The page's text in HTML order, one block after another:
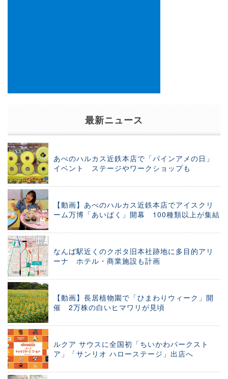
最新ニュース
あべのハルカス近鉄本店で「パインアメの日」
イベント ステージやワークショップも
【動画】あべのハルカス近鉄本店でアイスクリ
ーム万博「あいぱく」開幕 100種類以上が集結
なんば駅近くのクボタ旧本社跡地に多目的アリ
ーナ ホテル・商業施設も計画
【動画】長居植物園で「ひまわりウィーク」開
催 2万株の白いヒマワリが見頃
ルクア サウスに全国初「ちいかわパークスト
ア」「サンリオ ハローステージ」出店へ